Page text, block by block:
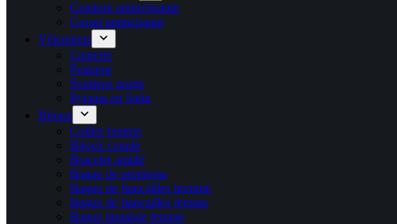
Ceinture amincissante
Corset amincissant
Vêtements
Lingerie
Peignoir
Soutiens gorge
Pyjama en Satin
Bijoux
Collier femme
Bijoux couple
Bracelet amitié
Bague de promesse
Bague de fiançailles homme
Bague de fiançailles femme
Bague fantaisie femme